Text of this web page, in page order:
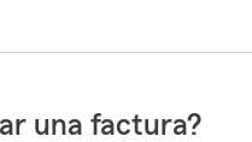
una factura?